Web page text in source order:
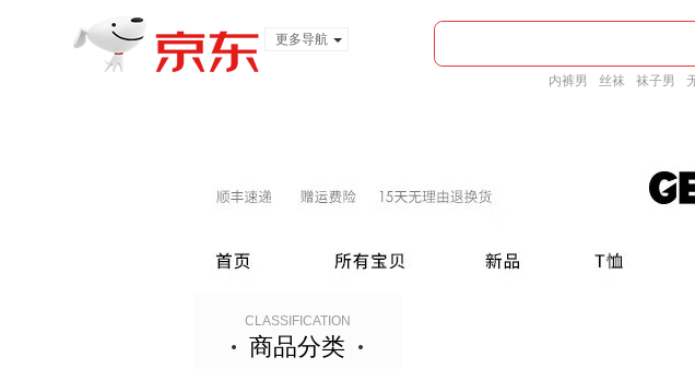
更多导航
内裤男 丝袜 袜子男
CLASSIFICATION
商品分类